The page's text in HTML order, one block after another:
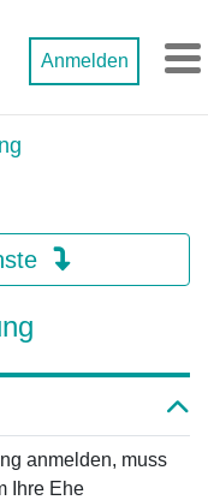
Anmelden
anmelden, muss
Ihre Ehe